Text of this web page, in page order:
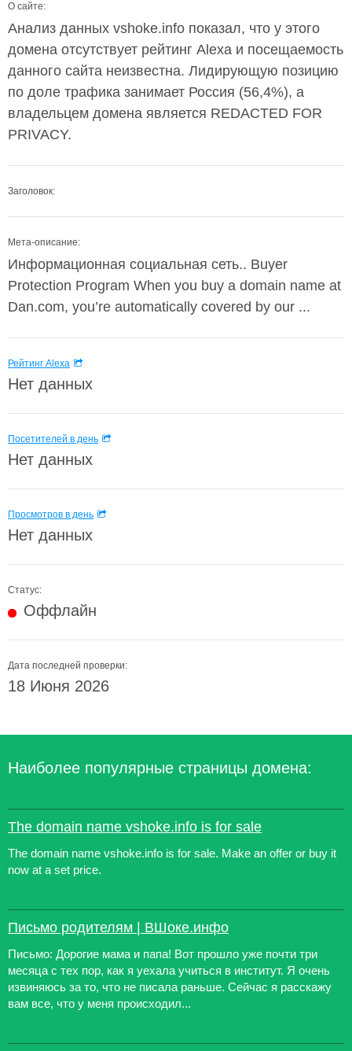
О сайте:
Анализ данных vshoke.info показал, что у этого
домена отсутствует рейтинг Alexa и посещаемость
данного сайта неизвестна. Лидирующую позицию
по доле трафика занимает Россия (56,4%), а
владельцем домена является REDACTED FOR
PRIVACY.
Заголовок:
Мета-описание:
Информационная социальная сеть.. Buyer
Protection Program When you buy a domain name at
Dan.com, you’re automatically covered by our ...
Рейтинг Alexa
Нет данных
Посетителей в день
Нет данных
Просмотров в день
Нет данных
Статус:
Оффлайн
Дата последней проверки:
18 Июня 2026
Наиболее популярные страницы домена:
The domain name vshoke.info is for sale
The domain name vshoke.info is for sale. Make an offer or buy it
now at a set price.
Письмо родителям | ВШоке.инфо
Письмо: Дорогие мама и папа! Вот прошло уже почти три
месяца с тех пор, как я уехала учиться в институт. Я очень
извиняюсь за то, что не писала раньше. Сейчас я расскажу
вам все, что у меня происходил...